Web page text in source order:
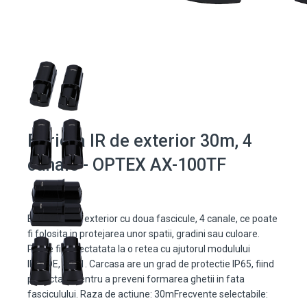
Bariera IR de exterior 30m, 4
canale - OPTEX AX-100TF
Bariera IR de exterior cu doua fascicule, 4 canale, ce poate
fi folosita in protejarea unor spatii, gradini sau culoare.
Poate fi conectatata la o retea cu ajutorul modulului
IP/POE, PIE-1. Carcasa are un grad de protectie IP65, fiind
proiectata pentru a preveni formarea ghetii in fata
fasciculului. Raza de actiune: 30mFrecvente selectabile: